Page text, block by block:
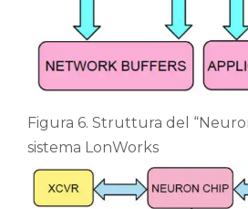
Figura 6. Struttura del
sistema LonWorks